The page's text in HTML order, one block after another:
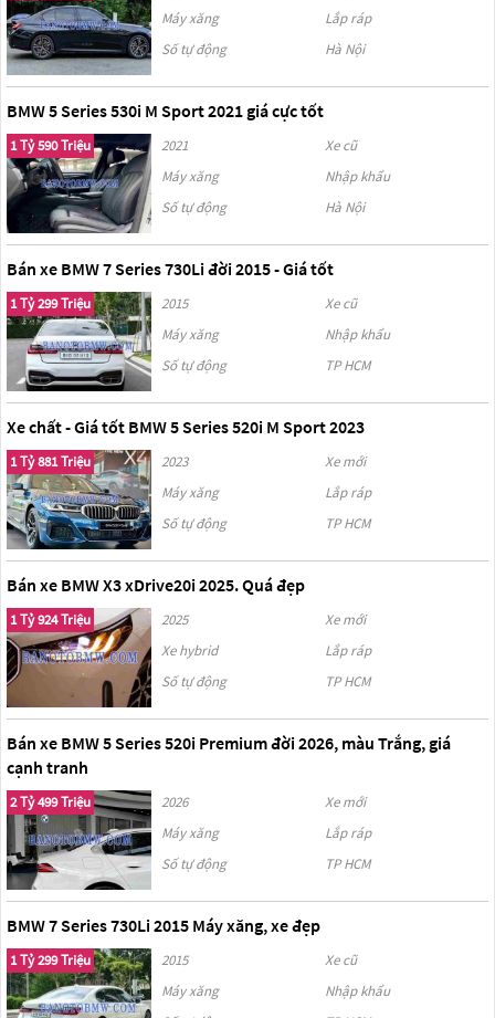
Máy xăng
Lắp ráp
Số tự động
Hà Nội
BMW 5 Series 530i M Sport 2021 giá cực tốt
1 Tỷ 590 Triệu 2021
Xe cũ
Máy xăng
Nhập khẩu
Số tự động
Hà Nội
Bán xe BMW 7 Series 730Li đời 2015 - Giá tốt
1 Tỷ 299 Triệu 2015
Xe cũ
Máy xăng
Nhập khẩu
Số tự động
TP HCM
Xe chất - Giá tốt BMW 5 Series 520i M Sport 2023
1 Tỷ 881 Triệu 2023
Xe mới
Máy xăng
Lắp ráp
Số tự động
TP HCM
Bán xe BMW X3 xDrive20i 2025. Quá đẹp
1 Tỷ 924 Triệu 2025
Xe mới
Xe hybrid
Lắp ráp
Số tự động
TP HCM
Bán xe BMW 5 Series 520i Premium đời 2026, màu Trắng, giá
cạnh tranh
2 Tỷ 499 Triệu 2026
Xe mới
Máy xăng
Lắp ráp
Số tự động
TP HCM
BMW 7 Series 730Li 2015 Máy xăng, xe đẹp
1 Tỷ 299 Triệu 2015
Xe cũ
Máy xăng
Nhập khẩu